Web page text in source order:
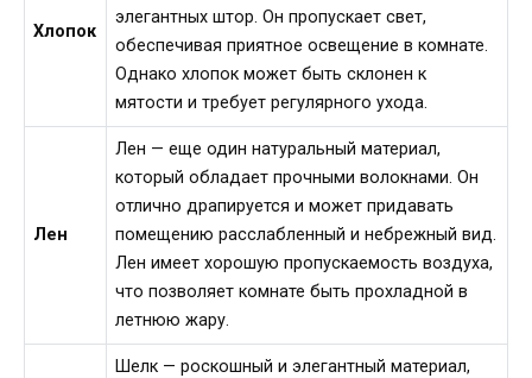
Хлопок
элегантных штор. Он пропускает свет,
обеспечивая приятное освещение в комнате.
Однако хлопок может быть склонен к
мятости и требует регулярного ухода.
Лен
Лен — еще один натуральный материал,
который обладает прочными волокнами. Он
отлично драпируется и может придавать
помещению расслабленный и небрежный вид.
Лен имеет хорошую пропускаемость воздуха,
что позволяет комнате быть прохладной в
летнюю жару.
Шелк — роскошный и элегантный материал,